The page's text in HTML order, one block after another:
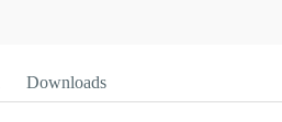
Downloads